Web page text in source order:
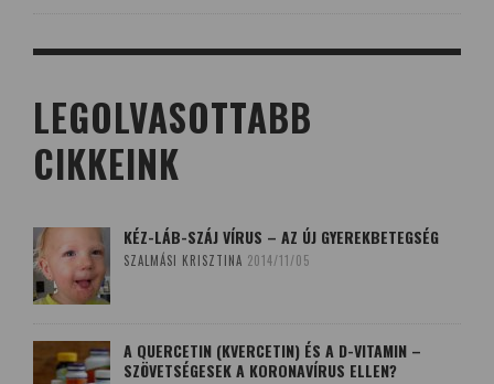
LEGOLVASOTTABB
CIKKEINK
KÉZ-LÁB-SZÁJ VÍRUS – AZ ÚJ GYEREKBETEGSÉG
SZALMÁSI KRISZTINA 2014/11/05
A QUERCETIN (KVERCETIN) ÉS A D-VITAMIN –
SZÖVETSÉGESEK A KORONAVÍRUS ELLEN?